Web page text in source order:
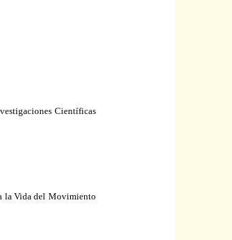
Científicas
la Vida del Movimiento